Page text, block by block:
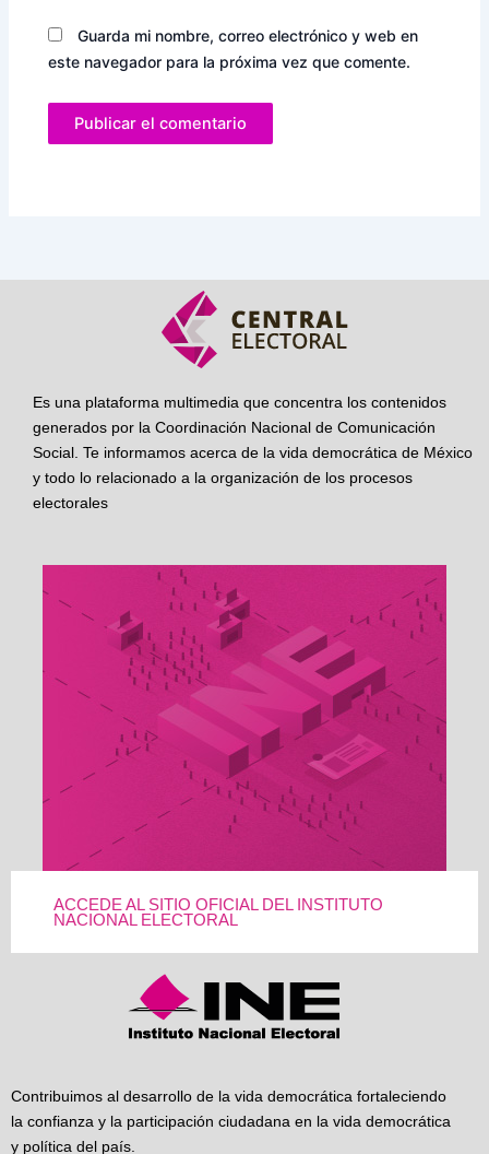
Guarda mi nombre, correo electrónico y web en
este navegador para la próxima vez que comente.
Es una plataforma multimedia que concentra los contenidos
generados por la Coordinación Nacional de Comunicación
Social. Te informamos acerca de la vida democrática de México
y todo lo relacionado a la organización de los procesos
electorales
ACCEDE AL SITIO OFICIAL DEL INSTITUTO
NACIONAL ELECTORAL
Contribuimos al desarrollo de la vida democrática fortaleciendo
la confianza y la participación ciudadana en la vida democrática
y política del país.